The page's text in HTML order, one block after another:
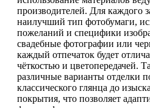
производителей. Для каждого
наилучший тип фотобумаги,
пожеланий и специфики
свадебные фотографии или
каждый отпечаток будет
чёткостью и цветопередачей.
различные варианты отделки
классического глянца до
покрытия, что позволяет